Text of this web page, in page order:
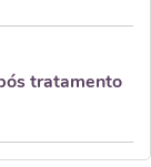
tratamento